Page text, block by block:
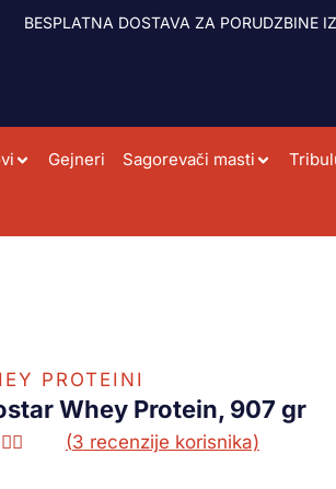
BESPLATNA DOSTAVA ZA PORUDZBINE
Gejneri Sagorevači masti
PROTEINI
Whey Protein, 907 gr
(3 recenzije korisnika)